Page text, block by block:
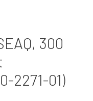
300
2271-01)